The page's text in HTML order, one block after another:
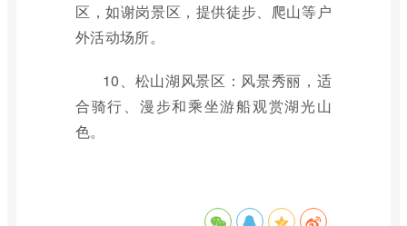
区，如谢岗景区，提供徒步、爬山等户
外活动场所。
10、松山湖风景区：风景秀丽，适
合骑行、漫步和乘坐游船观赏湖光山
色。